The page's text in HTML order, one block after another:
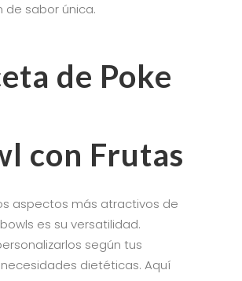
de sabor única.
de Poke
con Frutas
aspectos más atractivos de
es su versatilidad.
según tus
dietéticas. Aquí